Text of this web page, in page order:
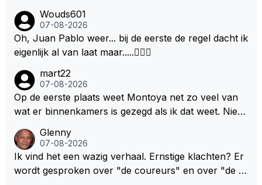
eer een gebakken lucht verhaal Ps: zet in het vervol
g in de header dat montoya het weet scheelde weer
lees werk
Wouds601
07-08-2026
Oh, Juan Pablo weer... bij de eerste de regel dacht ik
eigenlijk al van laat maar.....🤦🏻‍♂️
mart22
07-08-2026
Op de eerste plaats weet Montoya net zo veel van
wat er binnenkamers is gezegd als ik dat weet. Niets
e!" is gewoon uit zijn dikke duim gezogen. Daarnaast
heb ik Max en co nooit iets anders horen zeggen da
n "we hebben een contract tot en met 2028" Ik sna
Glenny
07-08-2026
Ik vind het een wazig verhaal. Ernstige klachten? Er
wordt gesproken over "de coureurs" en over "de te